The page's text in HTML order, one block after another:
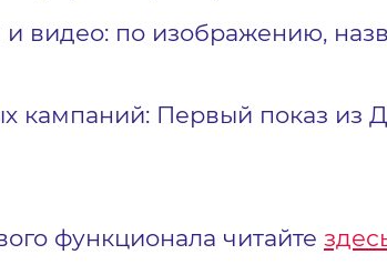
видео: по изображению,
кампаний: Первый показ из
функционала читайте